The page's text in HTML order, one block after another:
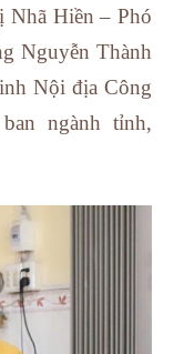
Hiền – Phó
Nguyễn Thành
Nội địa Công
ngành tỉnh,